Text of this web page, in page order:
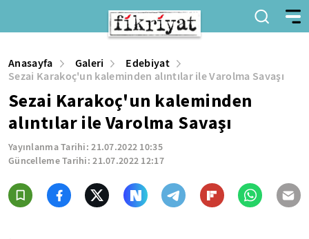
Anasayfa Galeri
Edebiyat
Sezai Karakoç'un kaleminden alıntılar ile Varolma Savaşı
Sezai Karakoç'un kaleminden
alıntılar ile Varolma Savaşı
Yayınlanma Tarihi:21.07.2022 10:35
Güncelleme Tarihi:21.07.2022 12:17